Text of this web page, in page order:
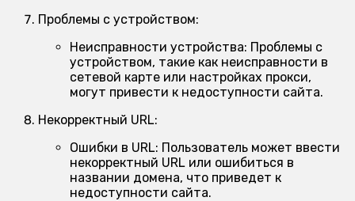
Проблемы с устройством:
Неисправности устройства: Проблемы с
устройством, такие как неисправности в
сетевой карте или настройках прокси,
могут привести к недоступности сайта.
Некорректный URL:
Ошибки в URL: Пользователь может ввести
некорректный URL или ошибиться в
названии домена, что приведет к
недоступности сайта.